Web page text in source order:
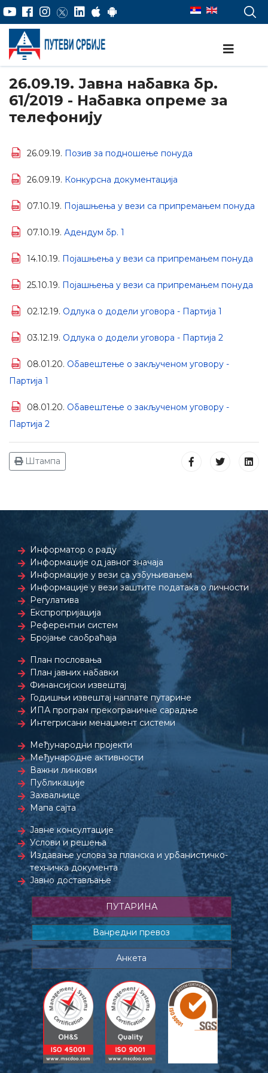
26.09.19. Јавна набавка бр.
61/2019 - Набавка опреме за
телефонију
26.09.19. Позив за подношење понуда
26.09.19. Конкурсна документација
07.10.19. Појашњења у вези са припремањем понуда
07.10.19. Адендум бр. 1
14.10.19. Појашњења у вези са припремањем понуда
25.10.19. Појашњења у вези са припремањем понуда
02.12.19. Одлука о додели уговора - Партија 1
03.12.19. Одлука о додели уговора - Партија 2
08.01.20. Обавештење о закљученом уговору -
Партија 1
08.01.20. Обавештење о закљученом уговору -
Партија 2
Штампа
Информатор о раду
Информације од јавног значаја
Информације у вези са узбуњивањем
Информације у вези заштите података о личности
Регулатива
Експропријација
Референтни систем
Бројање саобраћаја
План пословања
План јавних набавки
Финансијски извештај
Годишњи извештај наплате путарине
ИПА програм прекограничне сарадње
Интегрисани менаџмент системи
Међународни пројекти
Међународне активности
Важни линкови
Публикације
Захвалнице
Мапа сајта
Јавне консултације
Услови и решења
Издавање услова за планска и урбанистичко-
техничка документа
Јавно достављање
ПУТАРИНА
Ванредни превоз
Анкета